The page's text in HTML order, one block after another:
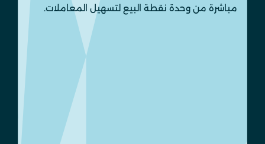
مباشرة من وحدة نقطة البيع لتسهيل المعاملات.